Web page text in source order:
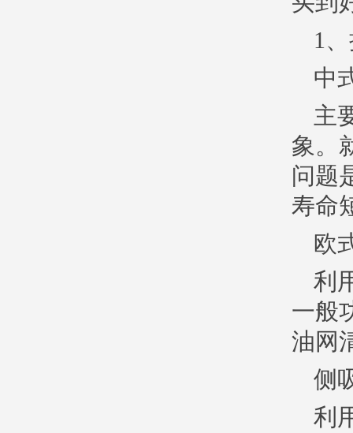
1
中
主
象。
问题
寿命
欧
利
一般
油网
侧
利